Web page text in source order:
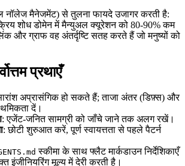
नॉलेज मैनेजमेंट) से तुलना फायदे उजागर करती है:
शोध डोमेन में मैन्युअल क्यूरेशन को 80-90% कम
और ग्राफ वह अंतर्दृष्टि सतह करते हैं जो मनुष्यों को
प्रथाएँ
अप्रासंगिक हो सकते हैं; ताजा अंतर (डिफ़्स) और
दें।
: एजेंट-जनित सामग्री को जाँचे जाने तक अलग रखें।
: छोटी शुरुआत करें, पूर्ण स्वायत्तता से पहले पैटर्न
स्कीमा के साथ फ्लैट मार्कडाउन निर्देशिकाएँ
इंजीनियरिंग मूल्य में देरी करती है।